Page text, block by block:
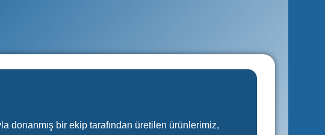
donanmış bir ekip tarafından üretilen ürünlerimiz,